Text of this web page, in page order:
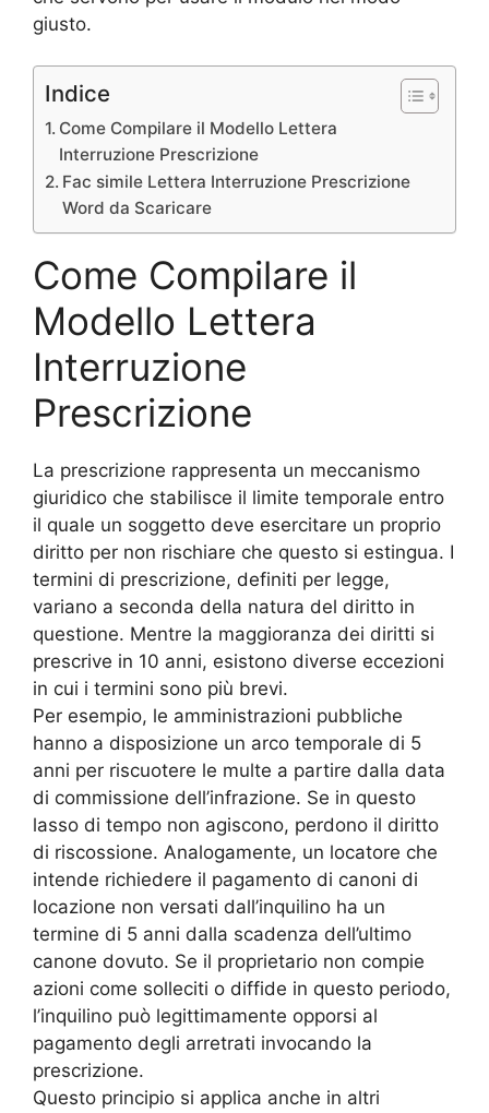
giusto.
Indice
Come Compilare il Modello Lettera
Interruzione Prescrizione
Fac simile Lettera Interruzione Prescrizione
Word da Scaricare
Come Compilare il
Modello Lettera
Interruzione
Prescrizione
La prescrizione rappresenta un meccanismo
giuridico che stabilisce il limite temporale entro
il quale un soggetto deve esercitare un proprio
diritto per non rischiare che questo si estingua. I
termini di prescrizione, definiti per legge,
variano a seconda della natura del diritto in
questione. Mentre la maggioranza dei diritti si
prescrive in 10 anni, esistono diverse eccezioni
in cui i termini sono più brevi.
Per esempio, le amministrazioni pubbliche
hanno a disposizione un arco temporale di 5
anni per riscuotere le multe a partire dalla data
di commissione dell’infrazione. Se in questo
lasso di tempo non agiscono, perdono il diritto
di riscossione. Analogamente, un locatore che
intende richiedere il pagamento di canoni di
locazione non versati dall’inquilino ha un
termine di 5 anni dalla scadenza dell’ultimo
canone dovuto. Se il proprietario non compie
azioni come solleciti o diffide in questo periodo,
l’inquilino può legittimamente opporsi al
pagamento degli arretrati invocando la
prescrizione.
Questo principio si applica anche in altri